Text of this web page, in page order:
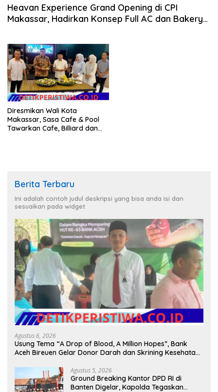
Juni 27, 2026
Heavan Experience Grand Opening di CPI
Makassar, Hadirkan Konsep Full AC dan Bakery
Diresmikan Wali Kota
Makassar, Sasa Cafe & Pool
Tawarkan Cafe, Billiard dan
Berita Terbaru
Ini adalah contoh judul deskripsi yang bisa anda isi dan
sesuaikan pada widget
Agustus 6, 2026
Usung Tema “A Drop of Blood, A Million Hopes”, Bank
Aceh Bireuen Gelar Donor Darah dan Skrining Kesehatan
Agustus 5, 2026
Ground Breaking Kantor DPD RI di
Banten Digelar, Kapolda Tegaskan